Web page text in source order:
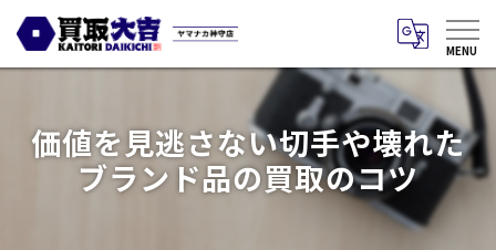
価値を見逃さない切手や壊れた
ブランド品の買取のコツ